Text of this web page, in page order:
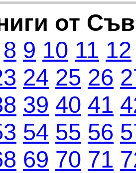
от
8 9 10 11 12
24 25 26
39 40 41
54 55 56
69 70 71